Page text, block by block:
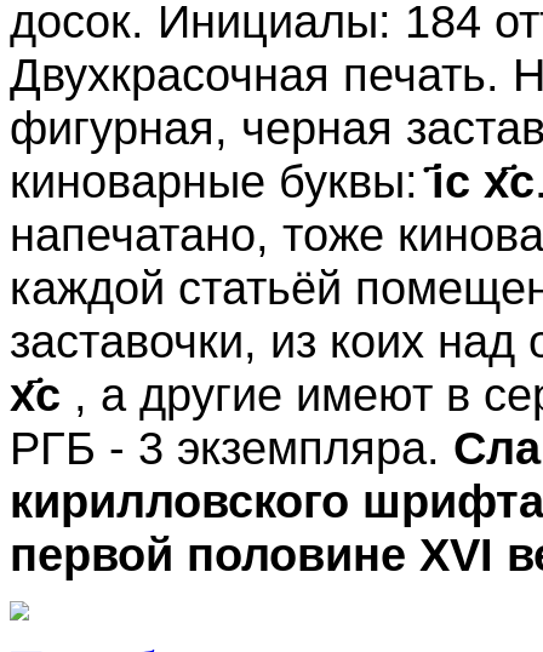
досок. Инициалы: 184
Двухкрасочная печать.
фигурная, черная
киноварные буквы:҃ic x҃c
напечатано, тоже
каждой статьёй
заставочки, из коих
x҃c , а другие имеют в
РГБ - 3 экземпляра.
кирилловского
первой половине XVI